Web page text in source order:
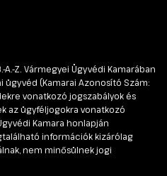
A.-Z. Vármegyei Ügyvédi Kamarában
(Kamarai Azonosító Szám:
vonatkozó jogszabályok és
az ügyféljogokra vonatkozó
Kamara honlapján
információk kizárólag
nem minősülnek jogi